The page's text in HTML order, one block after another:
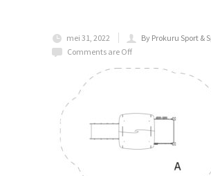
mei 31, 2022
By Prokuru Sport &
Comments are Off